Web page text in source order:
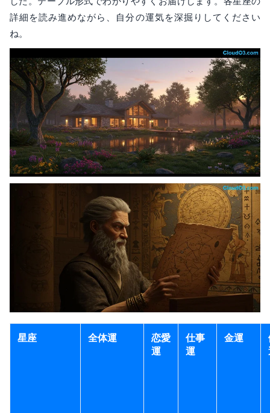
詳細を読み進めながら、自分の運気を深掘りしてください
ね。
星座 全体運
恋愛
運
仕事
運
金運